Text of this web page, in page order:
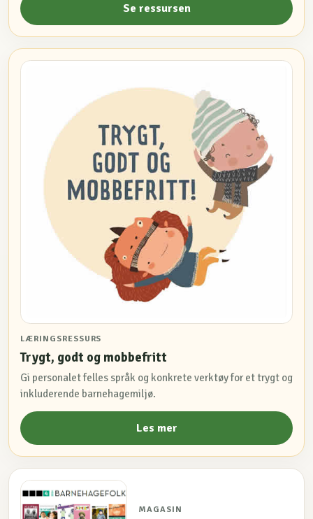
Se ressursen
LÆRINGSRESSURS
Trygt, godt og mobbefritt
Gi personalet felles språk og konkrete verktøy for et trygt og
inkluderende barnehagemiljø.
Les mer
MAGASIN